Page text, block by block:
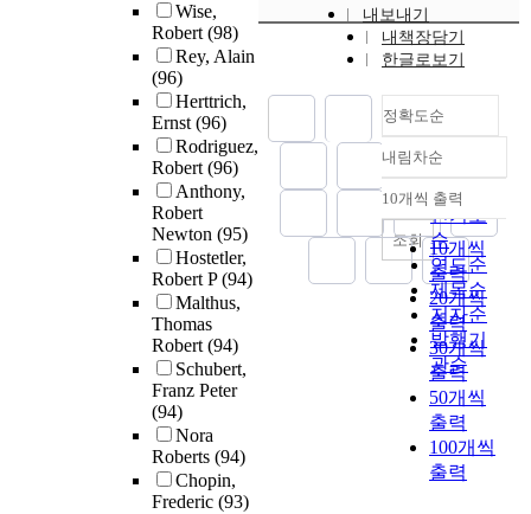
Wise,
Robert(98)
Rey, Alain
(96)
Herttrich,
Ernst(96)
Rodriguez,
Robert(96)
Anthony,
Robert
Newton (95)
Hostetler,
Robert P(94)
Malthus,
Thomas
Robert(94)
Schubert,
Franz Peter
(94)
Nora
Roberts (94)
Chopin,
Frederic (93)
내보내기
내책장담기
한글로보기
정확도순
정확도
순
인기도
순
연도순
제목순
저자순
발행기
관순
내림차순
내림차순
10개씩 출력
10개씩
출력
20개씩
출력
30개씩
출력
50개씩
출력
100개씩
출력
조회